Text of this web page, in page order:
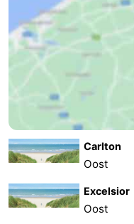
Carlton
Oost
Excelsior
Oost